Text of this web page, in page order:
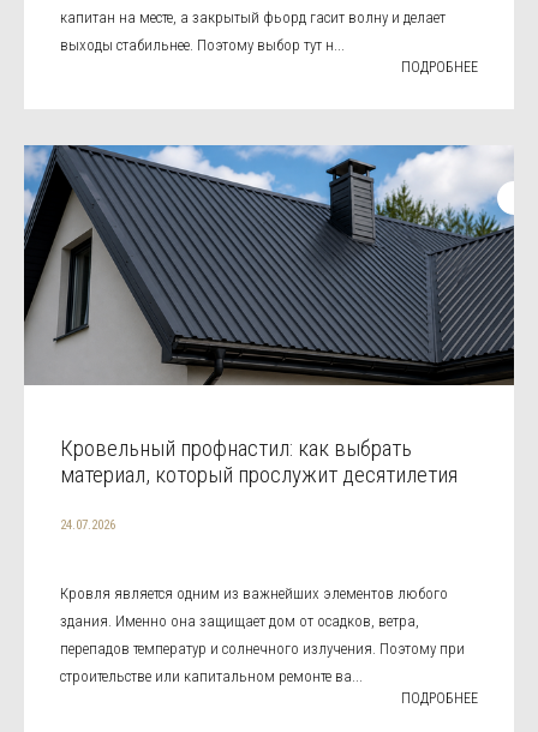
капитан на месте, а закрытый фьорд гасит волну и делает
выходы стабильнее. Поэтому выбор тут н...
ПОДРОБНЕЕ
Кровельный профнастил: как выбрать
материал, который прослужит десятилетия
24.07.2026
Кровля является одним из важнейших элементов любого
здания. Именно она защищает дом от осадков, ветра,
перепадов температур и солнечного излучения. Поэтому при
строительстве или капитальном ремонте ва...
ПОДРОБНЕЕ